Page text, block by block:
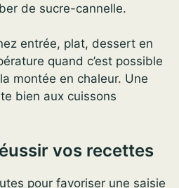
de sucre-cannelle.
entrée, plat, dessert en
quand c’est possible
montée en chaleur. Une
bien aux cuissons
vos recettes
pour favoriser une saisie